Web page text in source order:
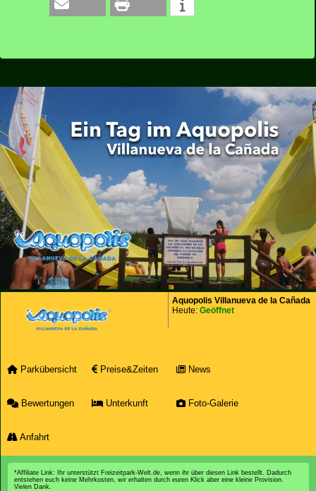
Aquopolis Villanueva de la Cañada
Heute: Geöffnet
Parkübersicht Preise&Zeiten News
Bewertungen Unterkunft Foto-Galerie
Anfahrt
*Affiliate Link: Ihr unterstützt Freizeitpark-Welt.de, wenn ihr über diesen Link bestellt. Dadurch
entstehen euch keine Mehrkosten, wir erhalten durch euren Klick aber eine kleine Provision.
Vielen Dank.